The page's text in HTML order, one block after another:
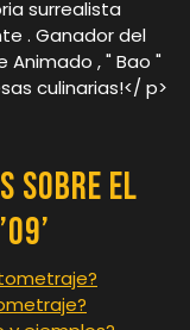
surrealista
. Ganador del
, " Bao "
culinarias!</ p>
sobre el